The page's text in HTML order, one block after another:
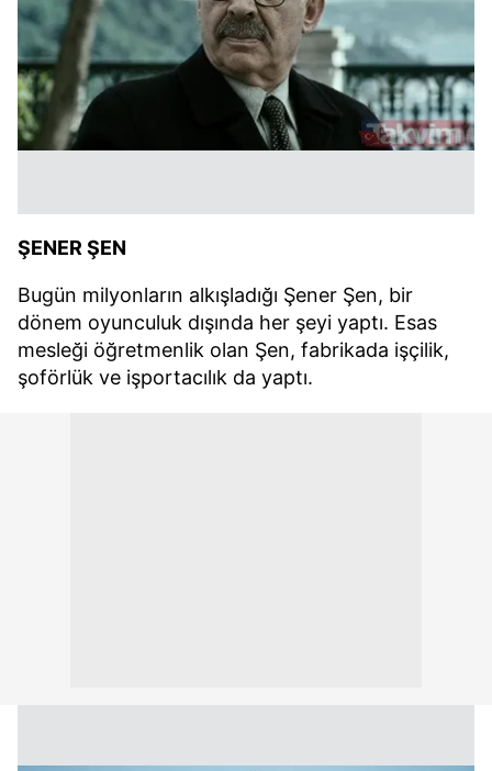
ŞENER ŞEN
Bugün milyonların alkışladığı Şener Şen, bir
dönem oyunculuk dışında her şeyi yaptı. Esas
mesleği öğretmenlik olan Şen, fabrikada işçilik,
şoförlük ve işportacılık da yaptı.